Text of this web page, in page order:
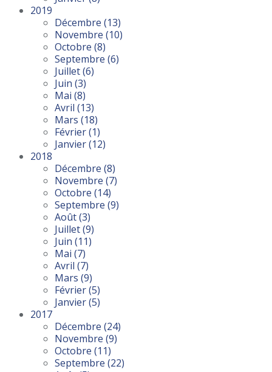
2019
Décembre (13)
Novembre (10)
Octobre (8)
Septembre (6)
Juillet(6)
Juin (3)
Mai (8)
Avril (13)
Mars (18)
Février(1)
Janvier(12)
2018
Décembre (8)
Novembre (7)
Octobre (14)
Septembre (9)
Août(3)
Juillet(9)
Juin (11)
Mai (7)
Avril (7)
Mars (9)
Février(5)
Janvier(5)
2017
Décembre (24)
Novembre (9)
Octobre (11)
Septembre (22)